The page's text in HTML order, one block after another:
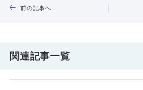
前の記事へ
関連記事一覧